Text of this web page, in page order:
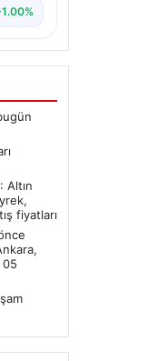
Altın
fiyatları
05